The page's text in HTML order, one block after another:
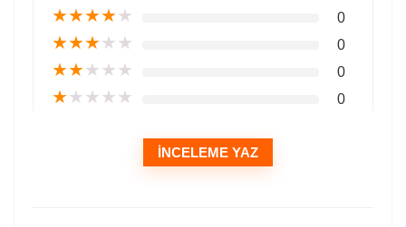
★★★★★ 0
★★★★★ 0
★★★★★ 0
★★★★★ 0
İNCELEME YAZ